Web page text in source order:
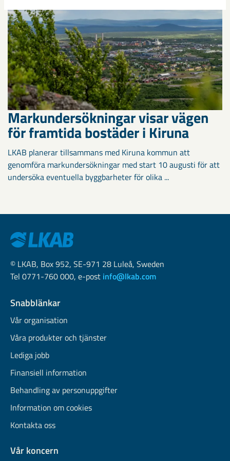
Markundersökningar visar vägen
för framtida bostäder i Kiruna
LKAB planerar tillsammans med Kiruna kommun att
genomföra markundersökningar med start 10 augusti för att
undersöka eventuella byggbarheter för olika ...
© LKAB, Box 952, SE-971 28 Luleå, Sweden
Tel 0771-760 000, e-post info@lkab.com
Snabblänkar
Vår organisation
Våra produkter och tjänster
Lediga jobb
Finansiell information
Behandling av personuppgifter
Information om cookies
Kontakta oss
Vår koncern